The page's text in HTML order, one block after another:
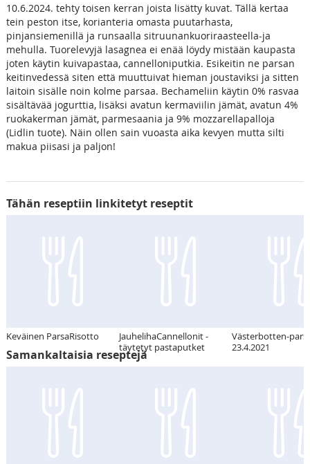
10.6.2024. tehty toisen kerran joista lisätty kuvat. Tällä kertaa
tein peston itse, korianteria omasta puutarhasta,
pinjansiemenillä ja runsaalla sitruunankuoriraasteella-ja
mehulla. Tuorelevyjä lasagnea ei enää löydy mistään kaupasta
joten käytin kuivapastaa, cannelloniputkia. Esikeitin ne parsan
keitinvedessä siten että muuttuivat hieman joustaviksi ja sitten
laitoin sisälle noin kolme parsaa. Bechameliin käytin 0% rasvaa
sisältävää jogurttia, lisäksi avatun kermaviilin jämät, avatun 4%
ruokakerman jämät, parmesaania ja 9% mozzarellapalloja
(Lidlin tuote). Näin ollen sain vuoasta aika kevyen mutta silti
makua piisasi ja paljon!
Tähän reseptiin linkitetyt reseptit
Keväinen ParsaRisotto
JauhelihaCannellonit -
täytetyt pastaputket
Västerbotten-
23.4.2021
Samankaltaisia reseptejä